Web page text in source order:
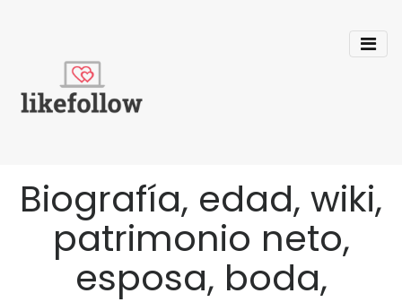
Biografía, edad, wiki,
patrimonio neto,
esposa, boda,